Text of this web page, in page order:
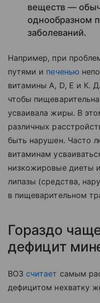
веществ —
однообразном
заболеваний.
Например, при
путями и печенью
витамины А, D, Е и К.
чтобы
усваивала жиры. В
различных
быть нарушен. Часто
витаминам
низкожировые диеты
липазы (средства,
в пищеварительном
Гораздо
дефицит
ВОЗ считает самым
дефицитом нехватку